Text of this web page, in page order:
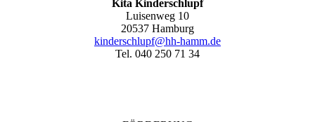
Kita Kinderschlupf
Luisenweg 10
20537 Hamburg
kinderschlupf@hh-hamm.de
Tel. 040 250 71 34